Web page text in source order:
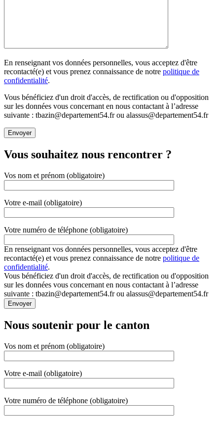
En renseignant vos données personnelles, vous acceptez d'être
recontacté(e) et vous prenez connaissance de notre politique de
confidentialité.
Vous bénéficiez d'un droit d'accès, de rectification ou d'opposition
sur les données vous concernant en nous contactant à l’adresse
suivante : tbazin@departement54.fr ou alassus@departement54.fr
Vous souhaitez nous rencontrer ?
Vos nom et prénom (obligatoire)
Votre e-mail (obligatoire)
Votre numéro de téléphone (obligatoire)
En renseignant vos données personnelles, vous acceptez d'être
recontacté(e) et vous prenez connaissance de notre politique de
confidentialité.
Vous bénéficiez d'un droit d'accès, de rectification ou d'opposition
sur les données vous concernant en nous contactant à l’adresse
suivante : tbazin@departement54.fr ou alassus@departement54.fr
Nous soutenir pour le canton
Vos nom et prénom (obligatoire)
Votre e-mail (obligatoire)
Votre numéro de téléphone (obligatoire)